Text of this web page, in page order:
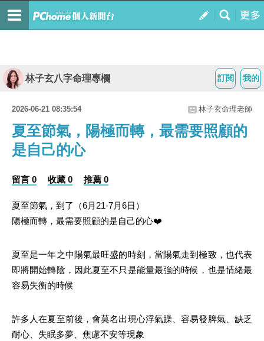
我的
訂閱
林子玄八字命理專欄
2026-06-21 08:35:54 林子玄命理老師
夏至節氣，陽極而轉，最需要照顧的
是自己的心
留言 0 收藏 0 推薦 0
夏至節氣，到了（6月21-7月6日）
陽極而轉，最需要照顧的是自己的心❤️
夏至是一年之中陽氣最旺盛的時刻，當陽氣走到極致，也代表
即將開始轉陰，因此夏至不只是能量最強的時候，也是情緒最
容易失衡的時候
許多人在夏至前後，會莫名出現心浮氣躁、容易發脾氣、缺乏
耐心、失眠多夢、焦慮不安等現象